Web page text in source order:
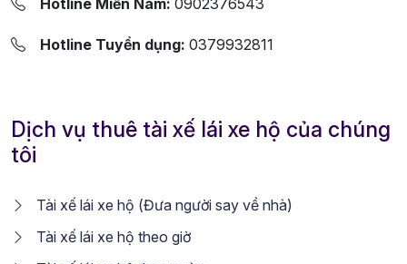
Hotline Miền Nam: 0902376543
Hotline Tuyển dụng: 0379932811
Dịch vụ thuê tài xế lái xe hộ của chúng
tôi
Tài xế lái xe hộ (Đưa người say về nhà)
Tài xế lái xe hộ theo giờ